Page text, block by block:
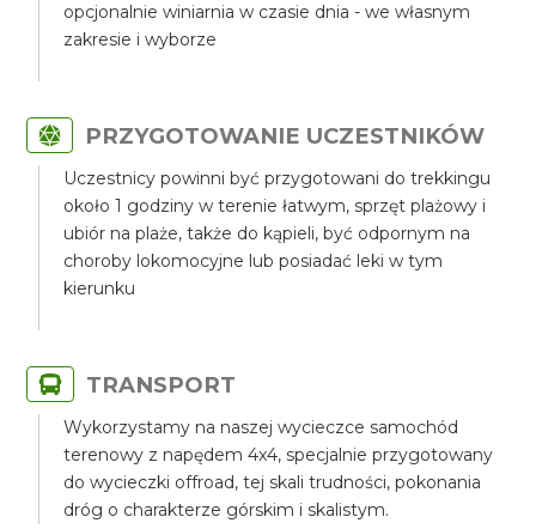
opcjonalnie winiarnia w czasie dnia - we własnym
zakresie i wyborze
PRZYGOTOWANIE UCZESTNIKÓW
Uczestnicy powinni być przygotowani do trekkingu
około 1 godziny w terenie łatwym, sprzęt plażowy i
ubiór na plaże, także do kąpieli, być odpornym na
choroby lokomocyjne lub posiadać leki w tym
kierunku
TRANSPORT
Wykorzystamy na naszej wycieczce samochód
terenowy z napędem 4x4, specjalnie przygotowany
do wycieczki offroad, tej skali trudności, pokonania
dróg o charakterze górskim i skalistym.